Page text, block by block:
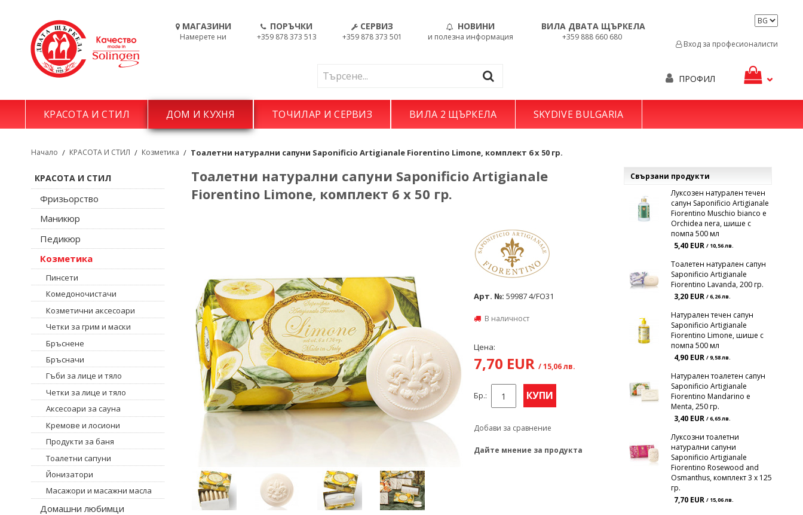
МАГАЗИНИ
Намерете ни
ПОРЪЧКИ
+359 878 373 513
СЕРВИЗ
+359 878 373 501
НОВИНИ
и полезна информация
ВИЛА ДВАТА ЩЪРКЕЛА
+359 888 660 680
Вход за професионалисти
ПРОФИЛ
КРАСОТА И СТИЛ ДОМ И КУХНЯ ТОЧИЛАР И СЕРВИЗ ВИЛА 2 ЩЪРКЕЛА SKYDIVE BULGARIA
Начало / КРАСОТА И СТИЛ / Козметика / Тоалетни натурални сапуни Saponificio Artigianale Fiorentino Limone, комплект 6 x 50 гр.
Тоалетни натурални сапуни Saponificio Artigianale
Fiorentino Limone, комплект 6 x 50 гр.
Арт. №: 59987 4/FO31
В наличност
Цена:
7,70 EUR / 15,06 лв.
Бр.: КУПИ
Добави за сравнение
Дайте мнение за продукта
КРАСОТА И СТИЛ
Фризьорство
Маникюр
Педикюр
Козметика
Пинсети
Комедоночистачи
Козметични аксесоари
Четки за грим и маски
Бръснене
Бръсначи
Гъби за лице и тяло
Четки за лице и тяло
Аксесоари за сауна
Кремове и лосиони
Продукти за баня
Тоалетни сапуни
Йонизатори
Масажори и масажни масла
Домашни любимци
Свързани продукти
Луксозен натурален течен
сапун Saponificio Artigianale
Fiorentino Muschio bianco e
Orchidea nera, шише с
помпа 500 мл
5,40 EUR / 10,56 лв.
Тоалетен натурален сапун
Saponificio Artigianale
Fiorentino Lavanda, 200 гр.
3,20 EUR / 6,26 лв.
Натурален течен сапун
Saponificio Artigianale
Fiorentino Limone, шише с
помпа 500 мл
4,90 EUR / 9,58 лв.
Натурален тоалетен сапун
Saponificio Artigianale
Fiorentino Mandarino e
Menta, 250 гр.
3,40 EUR / 6,65 лв.
Луксозни тоалетни
натурални сапуни
Saponificio Artigianale
Fiorentino Rosewood and
Osmanthus, комплект 3 х 125
гр.
7,70 EUR / 15,06 лв.